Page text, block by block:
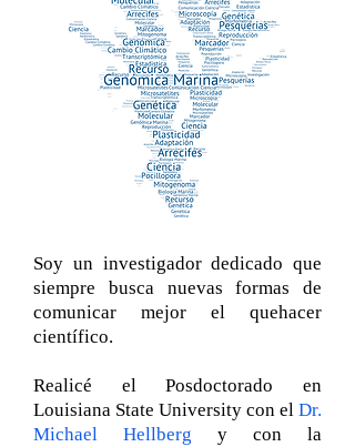
Soy un investigador dedicado que
siempre busca nuevas formas de
comunicar mejor el quehacer
científico.
Realicé el Posdoctorado en
Louisiana State University con el Dr.
Michael Hellberg y con la